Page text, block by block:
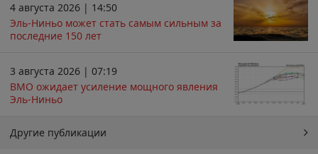
4 августа 2026 | 14:50
Эль-Ниньо может стать самым сильным за
последние 150 лет
3 августа 2026 | 07:19
ВМО ожидает усиление мощного явления
Эль-Ниньо
Другие публикации